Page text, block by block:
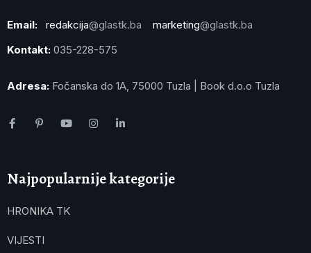
Email: redakcija@glastk.ba marketing@glastk.ba
Kontakt: 035-228-575
Adresa: Fočanska do 1A, 75000 Tuzla | Book d.o.o Tuzla
Najpopularnije kategorije
HRONIKA TK
VIJESTI